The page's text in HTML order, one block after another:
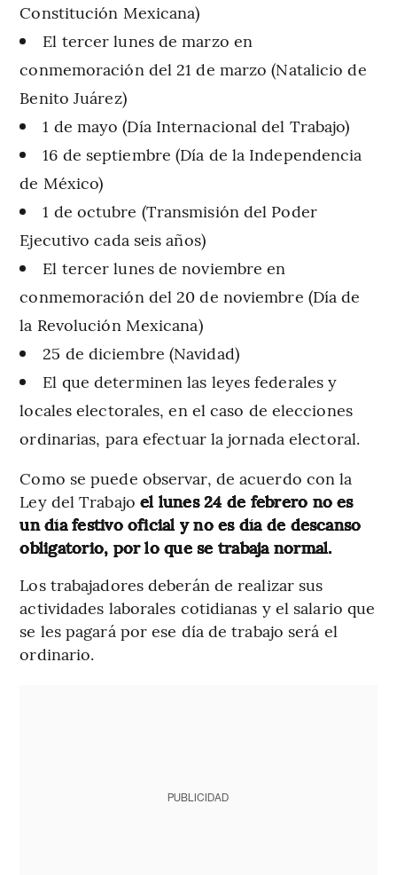
Constitución Mexicana)
El tercer lunes de marzo en
conmemoración del 21 de marzo (Natalicio de
Benito Juárez)
1 de mayo (Día Internacional del Trabajo)
16 de septiembre (Día de la Independencia
de México)
1 de octubre (Transmisión del Poder
Ejecutivo cada seis años)
El tercer lunes de noviembre en
conmemoración del 20 de noviembre (Día de
la Revolución Mexicana)
25 de diciembre (Navidad)
El que determinen las leyes federales y
locales electorales, en el caso de elecciones
ordinarias, para efectuar la jornada electoral.
Como se puede observar, de acuerdo con la
Ley del Trabajo el lunes 24 de febrero no es
un día festivo oficial y no es día de descanso
obligatorio, por lo que se trabaja normal.
Los trabajadores deberán de realizar sus
actividades laborales cotidianas y el salario que
se les pagará por ese día de trabajo será el
ordinario.
PUBLICIDAD